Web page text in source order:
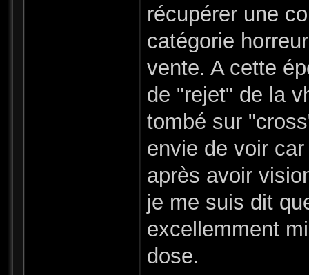
récupérer une
catégorie
vente. A cette
de "rejet" de la
tombé sur
envie de voir
après avoir
je me suis dit
excellemment
dose.